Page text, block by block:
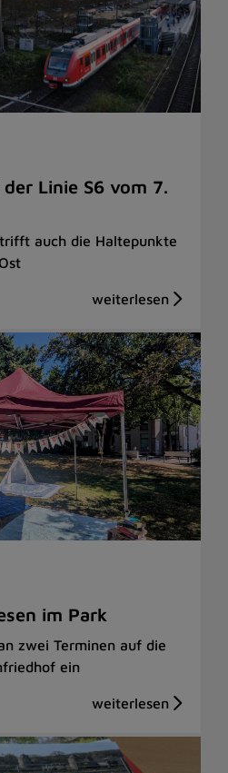
Linie S6 vom 7.
auch die Haltepunkte
im Park
zwei Terminen auf die
ein